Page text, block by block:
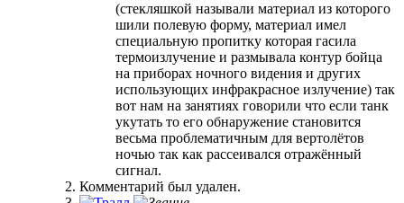
(стекляшкой называли материал из которого
шили полевую форму, материал имел
специальную пропитку которая гасила
термоизлучение и размывала контур бойца
на приборах ночного видения и других
использующих инфракрасное излучение) так
вот нам на занятиях говорили что если танк
укутать то его обнаружение становится
весьма проблематичным для вертолётов
ночью так как рассеивался отражённый
сигнал.
Комментарий был удален.